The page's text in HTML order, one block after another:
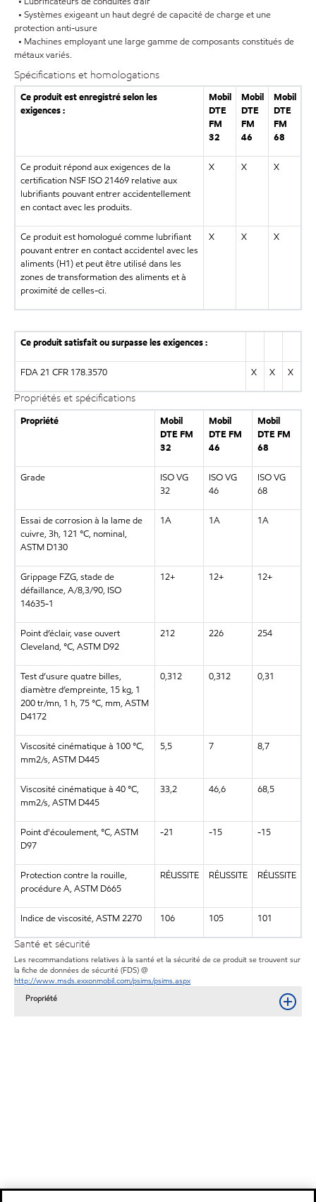
• Systèmes exigeant un haut degré de capacité de charge et une
protection anti-usure
• Machines employant une large gamme de composants constitués de
métaux variés.
Spécifications et homologations
Ce produit est enregistré selon les
exigences :
Mobil
DTE
FM
32
Mobil
DTE
FM
46
Mobil
DTE
FM
68
Ce produit répond aux exigences de la
certification NSF ISO 21469 relative aux
lubrifiants pouvant entrer accidentellement
en contact avec les produits.
X X X
Ce produit est homologué comme lubrifiant
pouvant entrer en contact accidentel avec les
aliments (H1) et peut être utilisé dans les
zones de transformation des aliments et à
proximité de celles-ci.
X X X
Ce produit satisfait ou surpasse les exigences :
FDA 21 CFR 178.3570 X X X
Propriétés et spécifications
Propriété
Mobil
DTE FM
32
Mobil
DTE FM
46
Mobil
DTE FM
68
Grade
ISO VG
32
ISO VG
46
ISO VG
68
Essai de corrosion à la lame de
cuivre, 3h, 121 °C, nominal,
ASTM D130
1A 1A 1A
Grippage FZG, stade de
défaillance, A/8,3/90, ISO
14635-1
12+ 12+ 12+
Point d’éclair, vase ouvert
Cleveland, °C, ASTM D92
212 226 254
Test d’usure quatre billes,
diamètre d’empreinte, 15 kg, 1
200 tr/mn, 1 h, 75 °C, mm, ASTM
D4172
0,312 0,312 0,31
Viscosité cinématique à 100 °C,
mm2/s, ASTM D445
5,5 7 8,7
Viscosité cinématique à 40 °C,
mm2/s, ASTM D445
33,2 46,6 68,5
Point d'écoulement, °C, ASTM
D97
-21 -15 -15
Protection contre la rouille,
procédure A, ASTM D665
RÉUSSITE RÉUSSITE RÉUSSITE
Indice de viscosité, ASTM 2270 106 105 101
Santé et sécurité
Les recommandations relatives à la santé et la sécurité de ce produit se trouvent sur
la fiche de données de sécurité (FDS) @
http://www.msds.exxonmobil.com/psims/psims.aspx
Propriété